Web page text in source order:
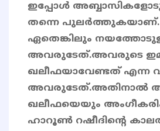
ഇപ്പോൾ
തന്നെ പുലർത്തുകയാണ്.
ഏതെങ്കിലും
അവരുടേത്.അവരുടെ
ഖലീഫയാവേണ്ടത് എന്ന
അവരുടേത്.അതിനാൽ
ഖലീഫയെയും
ഹാറൂൺ റഷീദിന്റെ